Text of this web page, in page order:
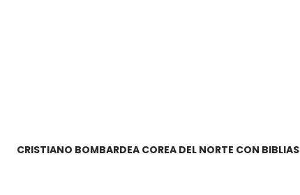
CRISTIANO BOMBARDEA COREA DEL NORTE CON BIBLIAS